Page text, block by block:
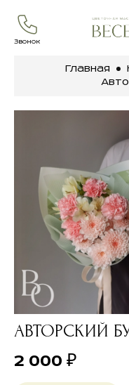
Звонок
Главная
АВТОРСКИЙ
2 000 ₽